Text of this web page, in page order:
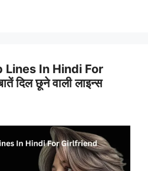
Lines In Hindi For
दिल छूने वाली लाइन्स